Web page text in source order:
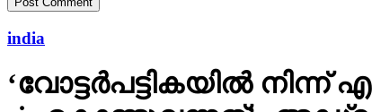
‘വോട്ടര്‍പട്ടികയില്‍
sir കൊണ്ടുവന്നത്’: അഡ്വ.